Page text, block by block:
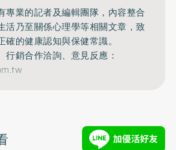
專業的記者及編輯團隊，內容整合
活乃至關係心理學等相關文章，致
的健康認知與保健常識。
行銷合作洽詢、意見反應：